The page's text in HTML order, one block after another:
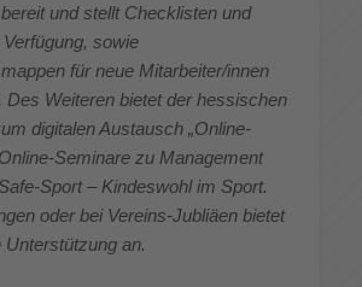
und stellt Checklisten und
sowie
für neue Mitarbeiter/innen
Des Weiteren bietet der hessischen
digitalen Austausch „Online-
Seminare zu Management
Sport – Kindeswohl im Sport.
oder bei Vereins-Jubliäen bietet
an.